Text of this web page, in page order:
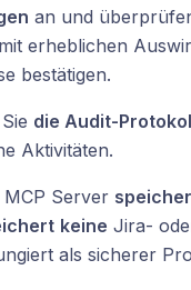
an und
erheblichen
bestätigen.
die Audit-
Aktivitäten.
Server
keine Jira-
als sicherer